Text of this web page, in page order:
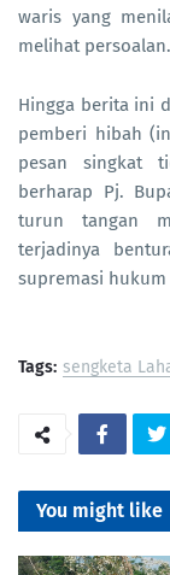
waris yang
melihat persoalan.
Hingga berita ini
pemberi hibah
pesan singkat
berharap Pj.
turun tangan
terjadinya
supremasi
Tags: sengketa
You might like